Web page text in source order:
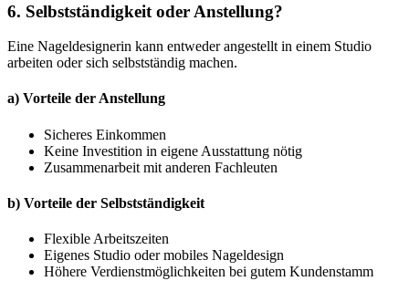
6. Selbstständigkeit oder Anstellung?
Eine Nageldesignerin kann entweder angestellt in einem Studio
arbeiten oder sich selbstständig machen.
a) Vorteile der Anstellung
Sicheres Einkommen
Keine Investition in eigene Ausstattung nötig
Zusammenarbeit mit anderen Fachleuten
b) Vorteile der Selbstständigkeit
Flexible Arbeitszeiten
Eigenes Studio oder mobiles Nageldesign
Höhere Verdienstmöglichkeiten bei gutem Kundenstamm